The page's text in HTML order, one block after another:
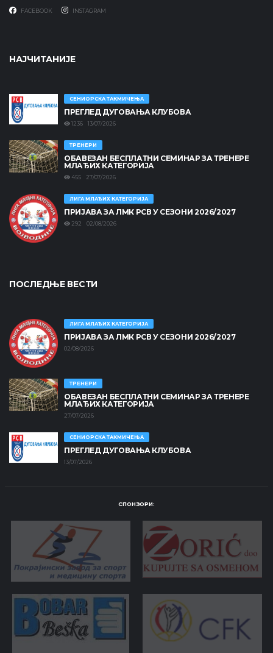
FACEBOOK INSTAGRAM
НАЈЧИТАНИЈЕ
СЕНИОРСКА ТАКМИЧЕЊА
ПРЕГЛЕД ДУГОВАЊА КЛУБОВА
1236 13/07/2026
ТРЕНЕРИ
ОБАВЕЗАН БЕСПЛАТНИ СЕМИНАР ЗА ТРЕНЕРЕ
МЛАЂИХ КАТЕГОРИЈА
455 27/07/2026
ЛИГА МЛАЂИХ КАТЕГОРИЈА
ПРИЈАВА ЗА ЛМК РСВ У СЕЗОНИ 2026/2027
292 02/08/2026
ПОСЛЕДЊЕ ВЕСТИ
ЛИГА МЛАЂИХ КАТЕГОРИЈА
ПРИЈАВА ЗА ЛМК РСВ У СЕЗОНИ 2026/2027
02/08/2026
ТРЕНЕРИ
ОБАВЕЗАН БЕСПЛАТНИ СЕМИНАР ЗА ТРЕНЕРЕ
МЛАЂИХ КАТЕГОРИЈА
27/07/2026
СЕНИОРСКА ТАКМИЧЕЊА
ПРЕГЛЕД ДУГОВАЊА КЛУБОВА
13/07/2026
СПОНЗОРИ: